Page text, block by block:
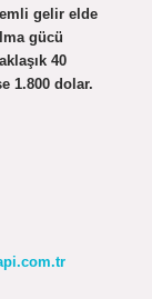
gelir elde
gücü
40
1.800 dolar.